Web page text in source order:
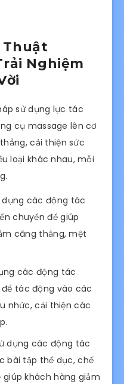
Thuật
Nghiệm
sử dụng lực tác
cụ massage lên cơ
cải thiện sức
loại khác nhau, mỗi
dụng các động tác
chuyển để giúp
căng thẳng, mệt
các động tác
tác động vào các
nhức, cải thiện các
dụng các động tác
bài tập thể dục, chế
khách hàng giảm